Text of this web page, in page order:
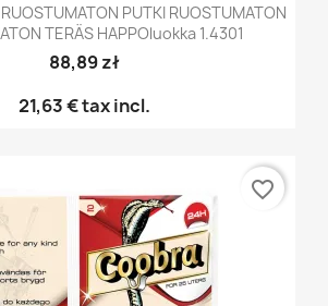
PUTKI RUOSTUMATON
TERÄS HAPPOluokka 1.4301
88,89 zł
21,63 €tax incl.
favorite_border